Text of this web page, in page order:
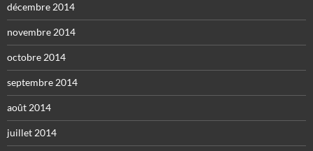
décembre 2014
novembre 2014
octobre 2014
septembre 2014
août 2014
juillet 2014